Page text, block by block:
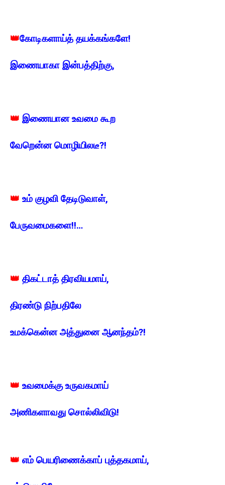
👑கோடிகளாய்த் தயக்கங்களே!
இணையாகா இன்பத்திற்கு,
👑 இணையான உவமை கூற
வேறென்ன மொழியிலடீ?!
👑 உம் குழவி தேடிடுவாள்,
பேருவமைகளை!!…
👑 திகட்டாத் திரவியமாய்,
திரண்டு நிற்பதிலே
உமக்கென்ன அத்துனை ஆனந்தம்?!
👑 உவமைக்கு உருவகமாய்
அணிகளாவது சொல்லிவிடு!
👑 எம் பெயரிணைக்காப் புத்தகமாய்,